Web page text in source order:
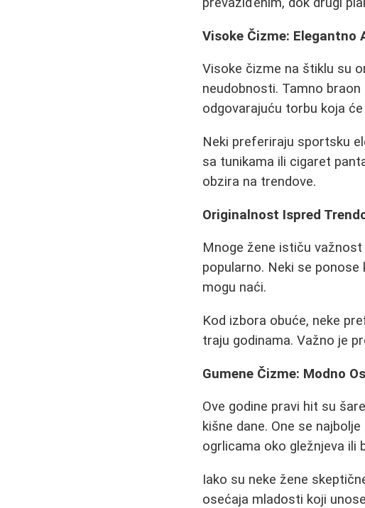
Visoke Čizme: Elegantno
Visoke čizme na štiklu su
neudobnosti. Tamno
odgovarajuću torbu koja
Neki preferiraju sportsku
sa tunikama ili cigaret
obzira na trendove.
Originalnost Ispred
Mnoge žene ističu
popularno. Neki se
mogu naći.
Kod izbora obuće, neke
traju godinama. Važno je
Gumene Čizme: Modno
Ove godine pravi hit su
kišne dane. One se
ogrlicama oko gležnjeva ili
Iako su neke žene
osećaja mladosti koji